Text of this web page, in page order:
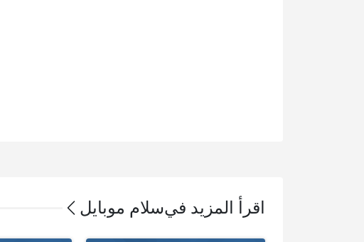
اقرأ المزيد فيسلام موبايل